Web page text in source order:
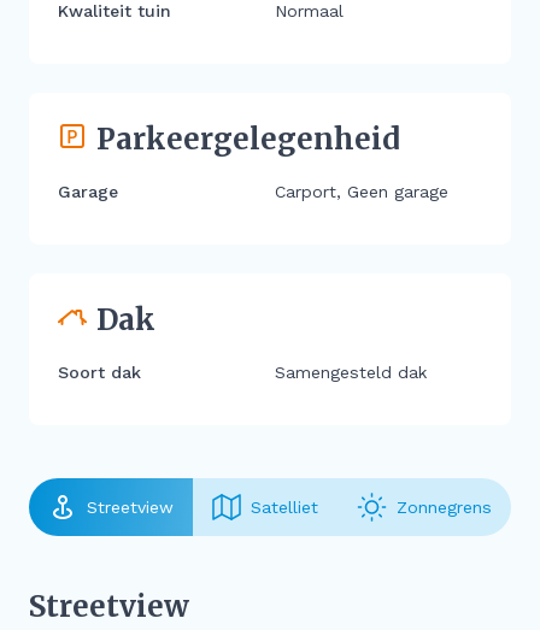
Kwaliteit tuin
Normaal
Parkeergelegenheid
Garage Carport, Geen garage
Dak
Soort dak Samengesteld dak
Streetview Satelliet Zonnegrens
Streetview